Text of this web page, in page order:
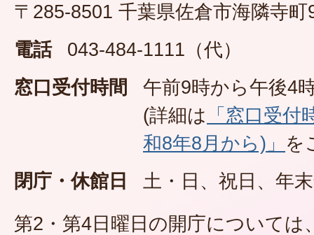
〒285-8501 千葉県佐倉市海隣寺町
電話
043-484-1111（代）
窓口受付時間
午前9時から午後4
(詳細は 「窓口受
和8年8月から)」 を
閉庁・休館日
土・日、祝日、年
第2・第4日曜日の開庁については